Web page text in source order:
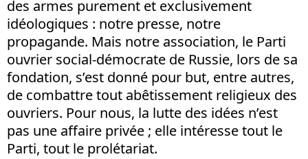
des armes purement et exclusivement
idéologiques : notre presse, notre
propagande. Mais notre association, le Parti
ouvrier social-démocrate de Russie, lors de sa
fondation, s’est donné pour but, entre autres,
de combattre tout abêtissement religieux des
ouvriers. Pour nous, la lutte des idées n’est
pas une affaire privée ; elle intéresse tout le
Parti, tout le prolétariat.